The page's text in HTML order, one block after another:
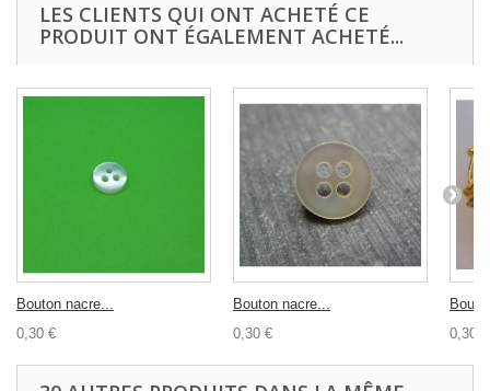
LES CLIENTS QUI ONT ACHETÉ CE
PRODUIT ONT ÉGALEMENT ACHETÉ...
Bouton nacre...
0,30 €
Bouton nacre...
0,30 €
0,30 €